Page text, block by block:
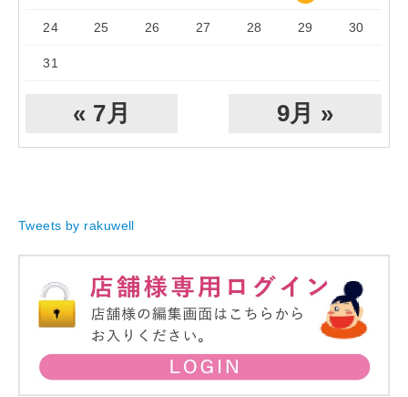
24 25 26 27 28 29 30
31
« 7月 9月 »
Tweets by rakuwell